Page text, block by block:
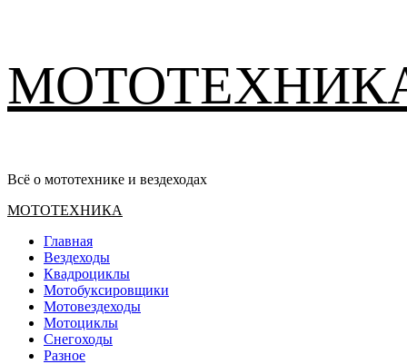
содержимому
Всё о мототехнике и вездеходах
Основное
МОТОТЕХНИКА
Главная
Вездеходы
Квадроциклы
Мотобуксировщики
Мотовездеходы
Мотоциклы
Снегоходы
Разное